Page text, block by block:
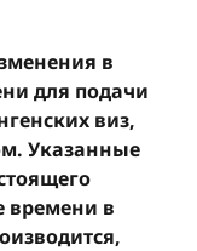
в
для подачи
виз,
Указанные
времени в